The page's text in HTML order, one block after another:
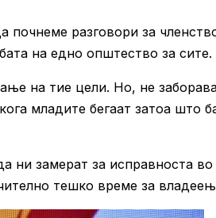
почнеме разговори за
на едно општество за сите.
на тие цели. Но, не
младите бегаат затоа што
ни замерат за исправноста во
тешко време за